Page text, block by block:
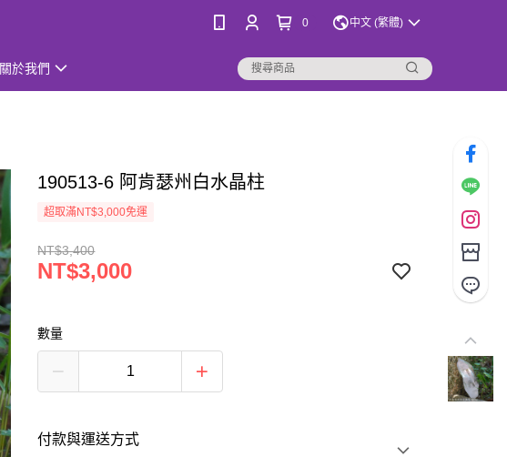
0 中文 (繁體)
關於我們
190513-6 阿肯瑟州白水晶柱
超取滿NT$3,000免運
NT$3,400
NT$3,000
數量
付款與運送方式